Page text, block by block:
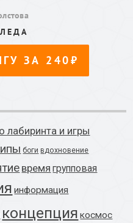
лабиринта и игры
боги вдохновение
время групповая
информация
концепция космос